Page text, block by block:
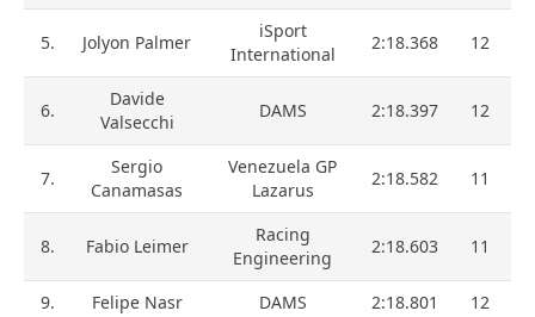
5. Jolyon Palmer
iSport
International
2:18.368 12
6.
Davide
Valsecchi
DAMS 2:18.397 12
7.
Sergio
Canamasas
Venezuela GP
Lazarus
2:18.582 11
8. Fabio Leimer
Racing
Engineering
2:18.603 11
9. Felipe Nasr DAMS 2:18.801 12